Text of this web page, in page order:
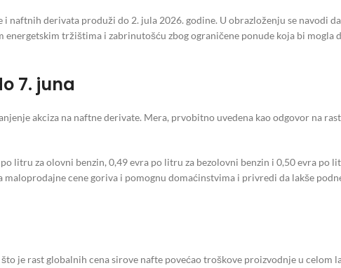
naftnih derivata produži do 2. jula 2026. godine. U obrazloženju se navodi
tržištima i zabrinutošću zbog ograničene ponude koja bi mogla
7. juna
akciza na naftne derivate. Mera, prvobitno uvedena kao odgovor na rast
litru za olovni benzin, 0,49 evra po litru za bezolovni benzin i 0,50 evra po
cene goriva i pomognu domaćinstvima i privredi da lakše
je rast globalnih cena sirove nafte povećao troškove proizvodnje u celom